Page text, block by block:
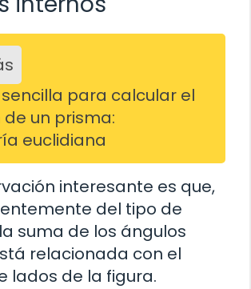
para calcular el
un prisma:
euclidiana
interesante es que,
del tipo de
suma de los ángulos
relacionada con el
lados de la figura.